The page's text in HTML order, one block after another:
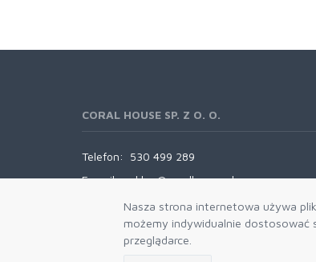
Nasza strona internetowa używa
możemy indywidualnie dostosować
przeglądarce.
CORAL HOUSE SP. Z O. O.
Telefon:
530 499 289
E-mail:
sklep@coralhouse.pl